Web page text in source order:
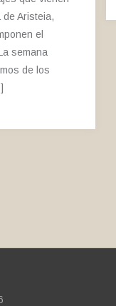
Aristeia,
el
semana
de los